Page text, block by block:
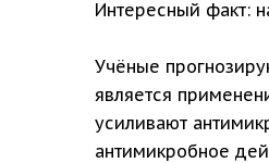
Интересный факт:
Учёные
является
усиливают
антимикробное